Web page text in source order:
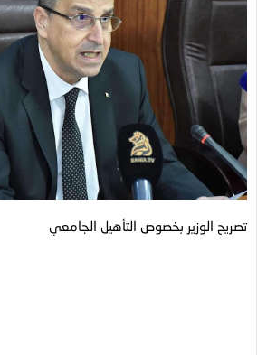
تصريح الوزير بخصوص التأهيل الجامعي